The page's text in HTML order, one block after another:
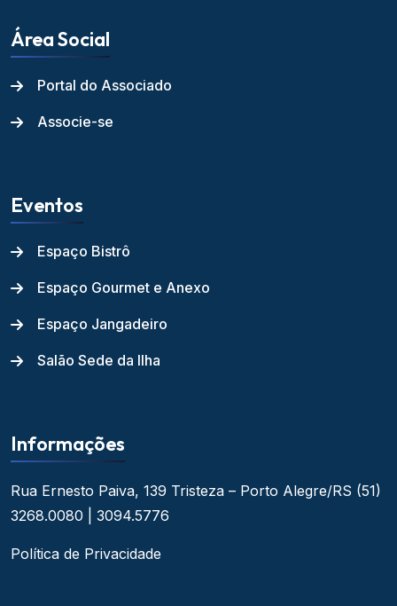
Área Social
Portal do Associado
Associe-se
Eventos
Espaço Bistrô
Espaço Gourmet e Anexo
Espaço Jangadeiro
Salão Sede da Ilha
Informações
Rua Ernesto Paiva, 139 Tristeza – Porto Alegre/RS (51)
3268.0080 | 3094.5776
Política de Privacidade